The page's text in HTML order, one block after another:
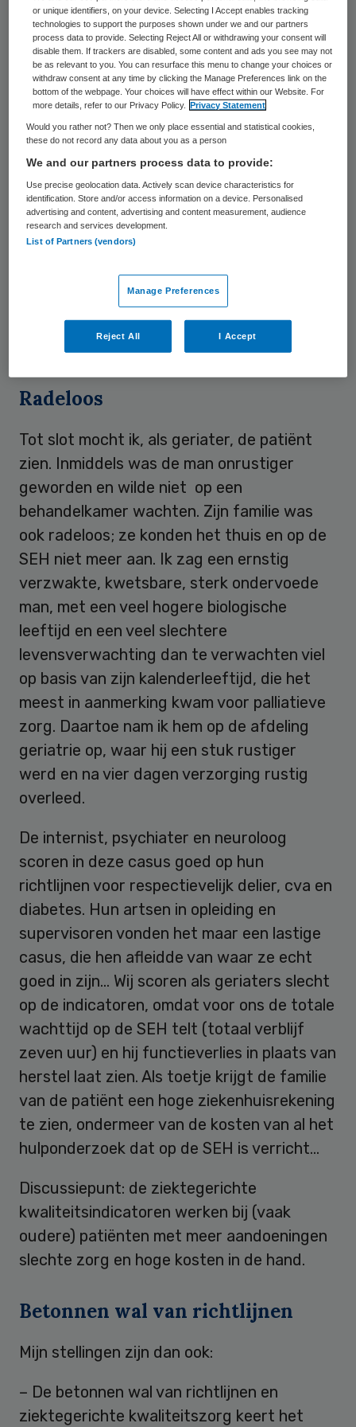
ziet de psychiater hem op de SEH. Deze
vindt hem manisch of delirant (acuut
verward), en vreest een hersenproces door
de vermagering. Hij draagt de patiënt
daarom na twee uur over op de neuroloog.
Deze laat een MRI-scan maken, maar vindt
behalve de nodige hersenatrofie geen
gezwel. De neuroloog vraagt, nadat de
scan-uitslag na 2,5 uur bekend is, de
internist in verband met het
gewichtsverlies en de wat hoge
bloedsuiker. De internist vindt dat de
mogelijke suikerziekte meevalt en dat de
ziekte wellicht te maken heeft met de
psychofarmaca die de patiënt al gebruikt.
Radeloos
Tot slot mocht ik, als geriater, de patiënt
zien. Inmiddels was de man onrustiger
geworden en wilde niet op een
behandelkamer wachten. Zijn familie was
ook radeloos; ze konden het thuis en op de
SEH niet meer aan. Ik zag een ernstig
verzwakte, kwetsbare, sterk ondervoede
man, met een veel hogere biologische
leeftijd en een veel slechtere
levensverwachting dan te verwachten viel
op basis van zijn kalenderleeftijd, die het
meest in aanmerking kwam voor palliatieve
zorg. Daartoe nam ik hem op de afdeling
geriatrie op, waar hij een stuk rustiger
werd en na vier dagen verzorging rustig
overleed.
De internist, psychiater en neuroloog
scoren in deze casus goed op hun
richtlijnen voor respectievelijk delier, cva en
diabetes. Hun artsen in opleiding en
supervisoren vonden het maar een lastige
casus, die hen afleidde van waar ze echt
goed in zijn… Wij scoren als geriaters slecht
op de indicatoren, omdat voor ons de totale
wachttijd op de SEH telt (totaal verblijf
zeven uur) en hij functieverlies in plaats van
herstel laat zien. Als toetje krijgt de familie
van de patiënt een hoge ziekenhuisrekening
te zien, ondermeer van de kosten van al het
hulponderzoek dat op de SEH is verricht…
Discussiepunt: de ziektegerichte
kwaliteitsindicatoren werken bij (vaak
oudere) patiënten met meer aandoeningen
slechte zorg en hoge kosten in de hand.
Betonnen wal van richtlijnen
Mijn stellingen zijn dan ook:
– De betonnen wal van richtlijnen en
ziektegerichte kwaliteitszorg keert het
or unique identifiers, on your device. Selecting I Accept enables tracking
technologies to support the purposes shown under we and our partners
process data to provide. Selecting Reject All or withdrawing your consent will
disable them. If trackers are disabled, some content and ads you see may not
be as relevant to you. You can resurface this menu to change your choices or
withdraw consent at any time by clicking the Manage Preferences link on the
bottom of the webpage. Your choices will have effect within our Website. For
more details, refer to our Privacy Policy.
Privacy Statement
Would you rather not? Then we only place essential and statistical cookies,
these do not record any data about you as a person
We and our partners process data to provide:
Use precise geolocation data. Actively scan device characteristics for
identification. Store and/or access information on a device. Personalised
advertising and content, advertising and content measurement, audience
research and services development.
List of Partners (vendors)
Manage Preferences
Reject All I Accept